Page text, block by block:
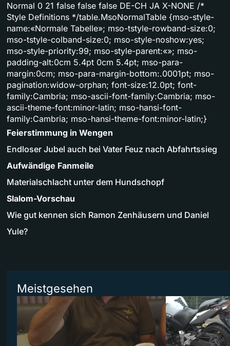
Normal 0 21 false false false DE-CH JA X-NONE /*
Style Definitions */table.MsoNormalTable {mso-style-
name:«Normale Tabelle»; mso-tstyle-rowband-size:0;
mso-tstyle-colband-size:0; mso-style-noshow:yes;
mso-style-priority:99; mso-style-parent:«»; mso-
padding-alt:0cm 5.4pt 0cm 5.4pt; mso-para-
margin:0cm; mso-para-margin-bottom:.0001pt; mso-
pagination:widow-orphan; font-size:12.0pt; font-
family:Cambria; mso-ascii-font-family:Cambria; mso-
ascii-theme-font:minor-latin; mso-hansi-font-
family:Cambria; mso-hansi-theme-font:minor-latin;}
Feierstimmung in Wengen
Endloser Jubel auch bei Vater Feuz nach Abfahrtssieg
Aufwändige Fanmeile
Materialschlacht unter dem Hundschopf
Slalom-Vorschau
Wie gut kennen sich Ramon Zenhäusern und Daniel
Yule?
Meistgesehen